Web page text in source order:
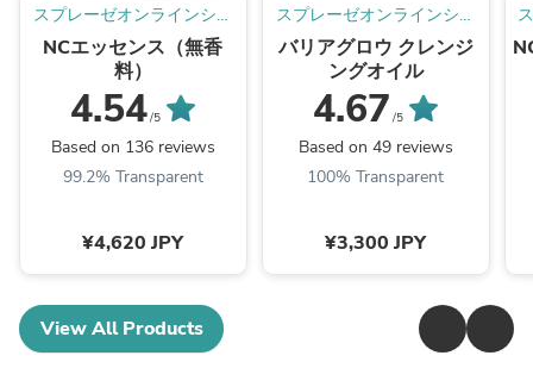
スプレーゼオンラインショ
ップ
NCエッセンス（無香
料）
4.54/5
Based on 136 reviews
99.2% Transparent
¥4,620 JPY
スプレーゼオンラインショ
ップ
バリアグロウ クレンジ
ングオイル
4.67 /5
Based on 49 reviews
100% Transparent
¥3,300 JPY
View All Products